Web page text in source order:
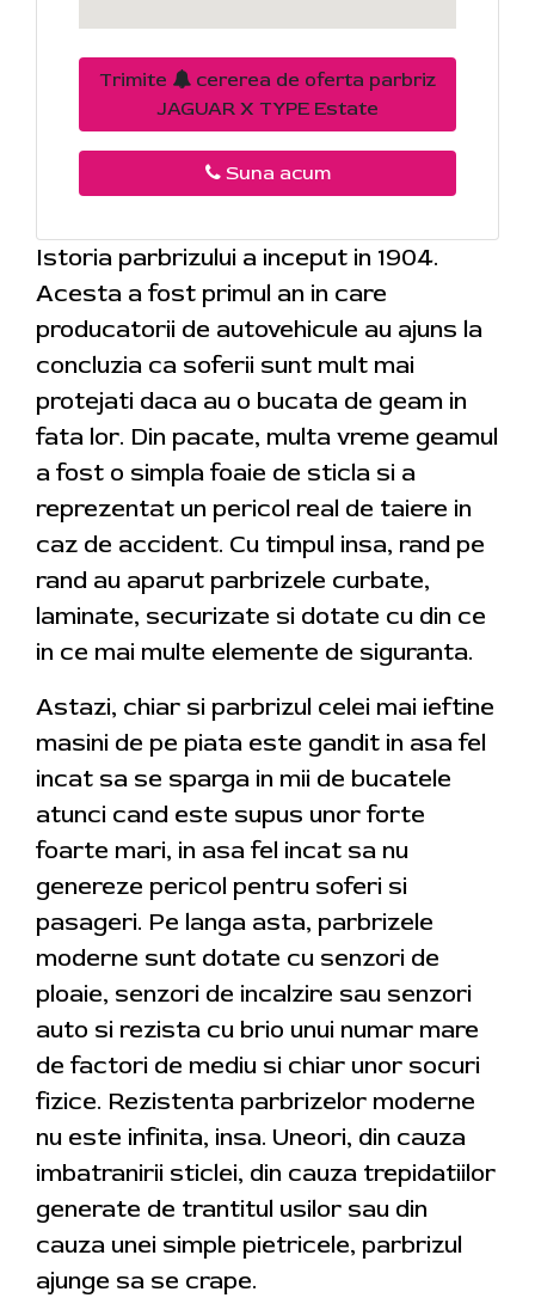
Trimite
cererea de oferta parbriz
JAGUAR X TYPE Estate
Suna acum
Istoria parbrizului a inceput in 1904.
Acesta a fost primul an in care
producatorii de autovehicule au ajuns la
concluzia ca soferii sunt mult mai
protejati daca au o bucata de geam in
fata lor. Din pacate, multa vreme geamul
a fost o simpla foaie de sticla si a
reprezentat un pericol real de taiere in
caz de accident. Cu timpul insa, rand pe
rand au aparut parbrizele curbate,
laminate, securizate si dotate cu din ce
in ce mai multe elemente de siguranta.
Astazi, chiar si parbrizul celei mai ieftine
masini de pe piata este gandit in asa fel
incat sa se sparga in mii de bucatele
atunci cand este supus unor forte
foarte mari, in asa fel incat sa nu
genereze pericol pentru soferi si
pasageri. Pe langa asta, parbrizele
moderne sunt dotate cu senzori de
ploaie, senzori de incalzire sau senzori
auto si rezista cu brio unui numar mare
de factori de mediu si chiar unor socuri
fizice. Rezistenta parbrizelor moderne
nu este infinita, insa. Uneori, din cauza
imbatranirii sticlei, din cauza trepidatiilor
generate de trantitul usilor sau din
cauza unei simple pietricele, parbrizul
ajunge sa se crape.